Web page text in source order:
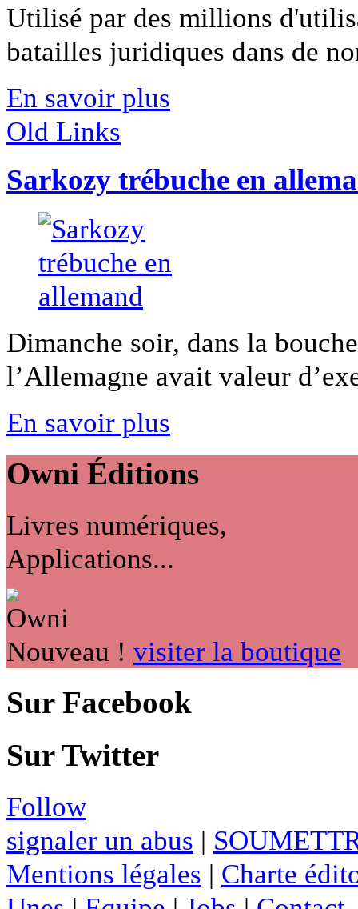
Utilisé par des millions
batailles juridiques dans de
En savoir plus
Old Links
Sarkozy trébuche en
Dimanche soir, dans la
l’Allemagne avait valeur
En savoir plus
Owni Éditions
Livres numériques,
Applications...
Nouveau ! visiter la boutique
Sur Facebook
Sur Twitter
Follow
signaler un abus |
Mentions légales | Charte